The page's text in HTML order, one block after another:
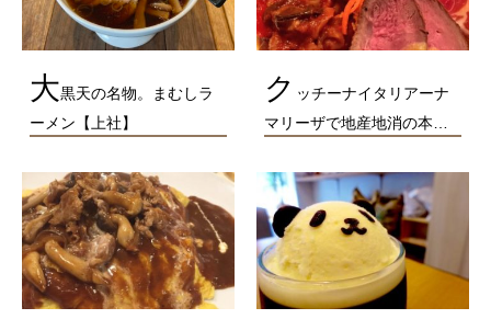
大黒天の名物。まむしラ
ーメン【上社】
ク ッチーナイタリアーナ
マリーザで地産地消の本…